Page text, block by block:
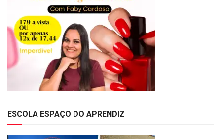
ESCOLA ESPAÇO DO APRENDIZ